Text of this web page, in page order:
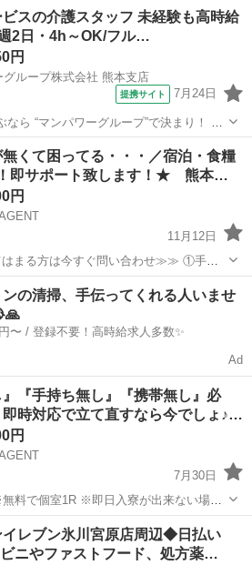
が入って行ける時に行ってもらう感じな
術を身に付け...
セラピスト
スの介護スタッフ 未経験も高時給
2日・4h～OK/フル…
円
グループ株式会社 熊本支店
提携サイト 7月24日
まり！ ✅️
援など福利厚生充実！ ✅️大手なので安定性抜群！ ...
無くて困ってる・・・／宿泊・食糧
即サポート致します！★ 熊本…
円
11月12日
まる方は今すぐ問い合わせ≫≫ ①手持
日泊まる寝床が無い ③携帯が止まって
いっぱい稼ぎたい 弊社のプロの
生活支援
の清掃、手伝ってくれる人いませ
日給例1万円〜 / 登録不要！高時給求人多数✨
Ad
』『手持ち無し』『携帯無し』必
即時対応で立て直すなら今でしょ♪…
円
7月30日
料で個室1R ※即日入寮が出来ない場合
の方】 〇食料など
帯無しの方】 〇弊社
生活支援
レブン氷川宮原店周辺◆日払い
ビニやファストフード、処方薬…